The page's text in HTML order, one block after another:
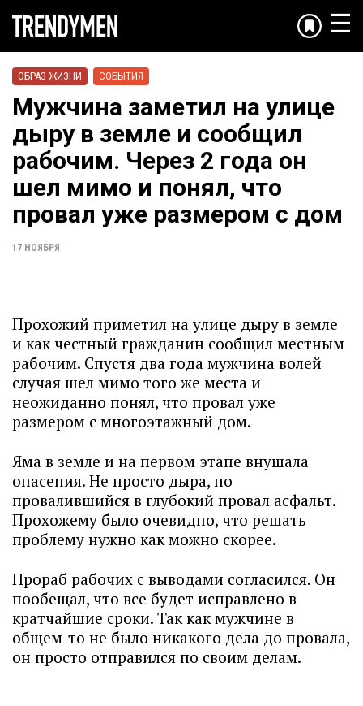
☰
ОБРАЗ ЖИЗНИ СОБЫТИЯ
Мужчина заметил на улице
дыру в земле и сообщил
рабочим. Через 2 года он
шел мимо и понял, что
провал уже размером с дом
17 НОЯБРЯ
Прохожий приметил на улице дыру в земле
и как честный гражданин сообщил местным
рабочим. Спустя два года мужчина волей
случая шел мимо того же места и
неожиданно понял, что провал уже
размером с многоэтажный дом.
Яма в земле и на первом этапе внушала
опасения. Не просто дыра, но
провалившийся в глубокий провал асфальт.
Прохожему было очевидно, что решать
проблему нужно как можно скорее.
Прораб рабочих с выводами согласился. Он
пообещал, что все будет исправлено в
кратчайшие сроки. Так как мужчине в
общем-то не было никакого дела до провала,
он просто отправился по своим делам.